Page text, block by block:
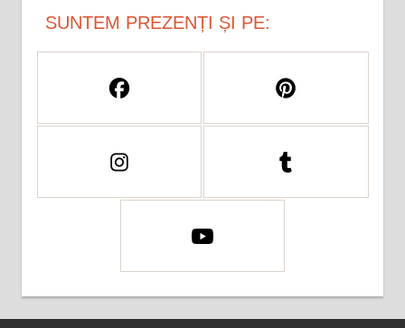
SUNTEM PREZENȚI ȘI PE: